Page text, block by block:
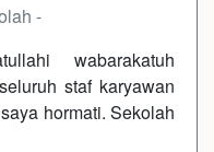
-
wabarakatuh
staf karyawan
hormati. Sekolah